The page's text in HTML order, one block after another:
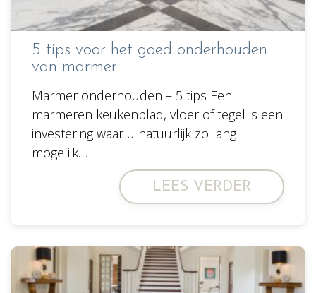
5 tips voor het goed onderhouden
van marmer
Marmer onderhouden – 5 tips Een
marmeren keukenblad, vloer of tegel is een
investering waar u natuurlijk zo lang
mogelijk…
LEES VERDER